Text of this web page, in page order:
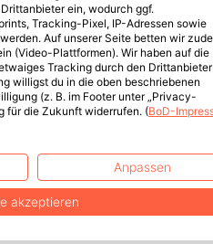
ein, wodurch ggf.
Tracking-Pixel, IP-Adressen sowie
Auf unserer Seite betten wir
(Video-Plattformen). Wir haben auf die
Tracking durch den Drittanbieter
willigst du in die oben beschriebenen
(z. B. im Footer unter „Privacy-
für die Zukunft widerrufen. (BoD-
Anpassen
akzeptieren